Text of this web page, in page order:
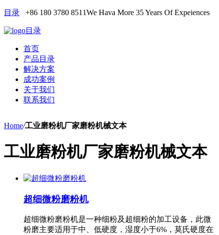
目录 +86 180 3780 8511We Hava More 35 Years Of Expeiences
目录
首页
产品目录
解决方案
成功案例
关于我们
联系我们
Home/工业磨粉机厂家磨粉机械文本
工业磨粉机厂家磨粉机械文本
超细微粉磨粉机
超细微粉磨粉机是一种细粉及超细粉的加工设备，此微
粉磨主要适用于中、低硬度，湿度小于6%，莫氏硬度在